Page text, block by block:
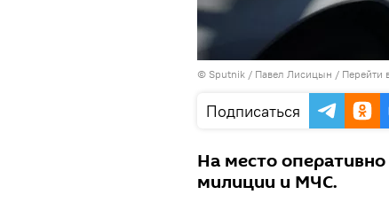
© Sputnik / Павел Лисицын / Перейти
Подписаться
На место
милиции и МЧС.